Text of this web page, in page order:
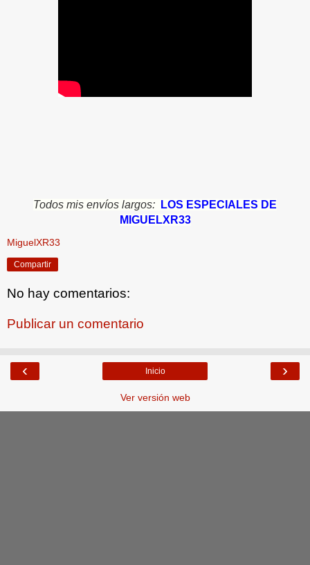
Todos mis envíos largos:
LOS ESPECIALES DE
MIGUELXR33
MiguelXR33
Compartir
No hay comentarios:
Publicar un comentario
‹ ›
Inicio
Ver versión web